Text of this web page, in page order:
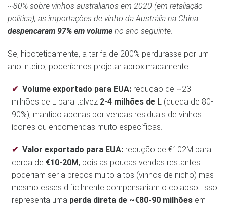
~80% sobre vinhos australianos em 2020 (em retaliação
política), as importações de vinho da Austrália na China
despencaram 97% em volume no ano seguinte​.
Se, hipoteticamente, a tarifa de 200% perdurasse por um
ano inteiro, poderíamos projetar aproximadamente:
Volume exportado para EUA: redução de ~23
milhões de L para talvez 2-4 milhões de L (queda de 80-
90%), mantido apenas por vendas residuais de vinhos
ícones ou encomendas muito específicas.
Valor exportado para EUA: redução de €102M para
cerca de €10-20M , pois as poucas vendas restantes
poderiam ser a preços muito altos (vinhos de nicho) mas
mesmo esses dificilmente compensariam o colapso. Isso
representa uma perda direta de ~€80-90 milhões em